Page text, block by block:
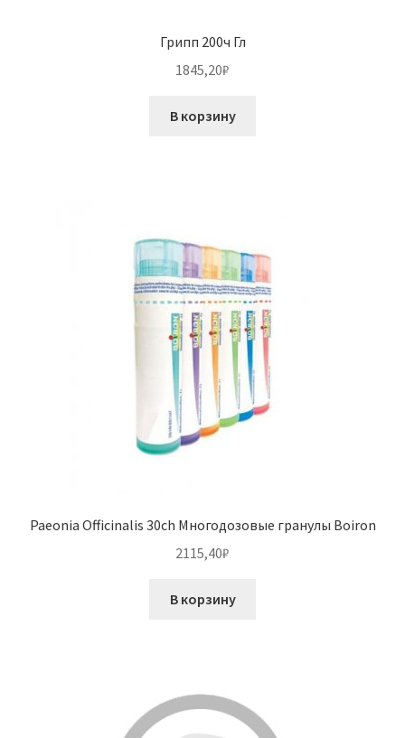
Грипп 200ч Гл
1845,20₽
В корзину
Paeonia Officinalis 30ch Многодозовые гранулы Boiron
2115,40₽
В корзину